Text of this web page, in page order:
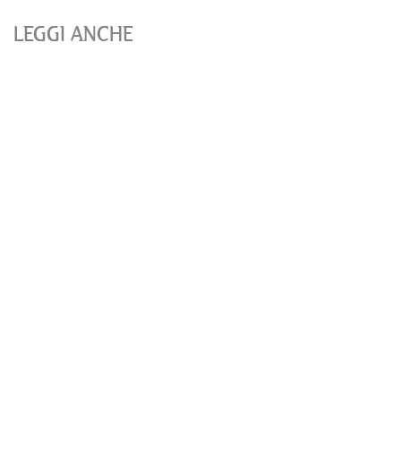
LEGGI ANCHE